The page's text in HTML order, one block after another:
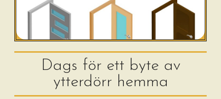
Dags för ett byte av
ytterdörr hemma